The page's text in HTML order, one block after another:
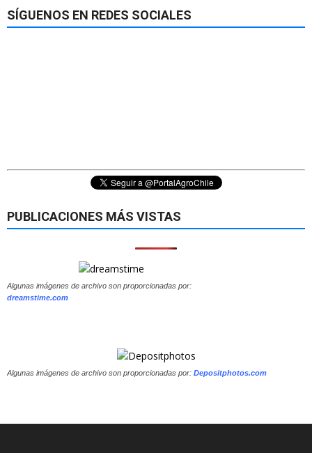
SÍGUENOS EN REDES SOCIALES
PUBLICACIONES MÁS VISTAS
Algunas imágenes de archivo son proporcionadas por:
dreamstime.com
Algunas imágenes de archivo son proporcionadas por: Depositphotos.com